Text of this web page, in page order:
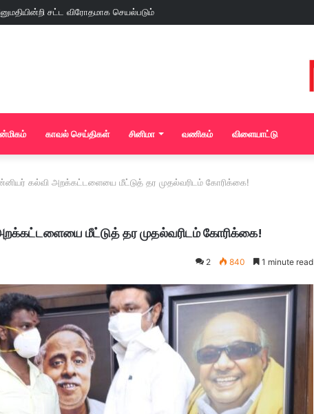
காவல் செய்திகள் சினிமா வணிகம் விளையாட்டு
கல்வி அறக்கட்டளையை மீட்டுத் தர முதல்வரிடம் கோரிக்கை!
மீட்டுத் தர முதல்வரிடம் கோரிக்கை!
2 840 1 minute read